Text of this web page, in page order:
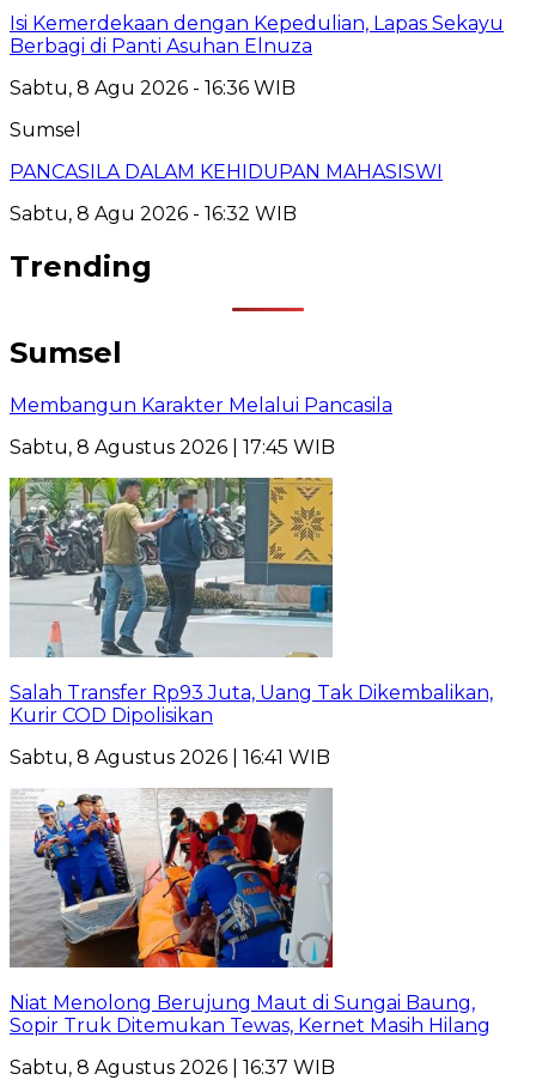
Isi Kemerdekaan dengan Kepedulian, Lapas Sekayu
Berbagi di Panti Asuhan Elnuza
Sabtu, 8 Agu 2026 - 16:36 WIB
Sumsel
PANCASILA DALAM KEHIDUPAN MAHASISWI
Sabtu, 8 Agu 2026 - 16:32 WIB
Trending
Sumsel
Membangun Karakter Melalui Pancasila
Sabtu, 8 Agustus 2026 | 17:45 WIB
Salah Transfer Rp93 Juta, Uang Tak Dikembalikan,
Kurir COD Dipolisikan
Sabtu, 8 Agustus 2026 | 16:41 WIB
Niat Menolong Berujung Maut di Sungai Baung,
Sopir Truk Ditemukan Tewas, Kernet Masih Hilang
Sabtu, 8 Agustus 2026 | 16:37 WIB